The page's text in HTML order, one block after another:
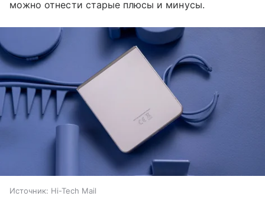
можно отнести старые плюсы и минусы.
Источник: Hi-Tech Mail